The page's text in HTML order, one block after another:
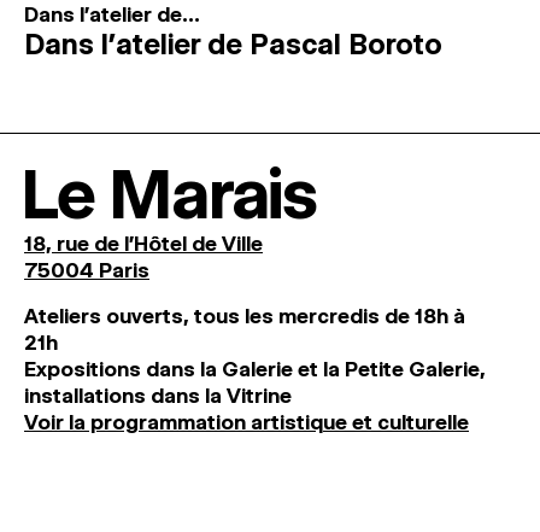
Dans l'atelier de...
Dans l’atelier de Pascal Boroto
Le Marais
18, rue de l'Hôtel de Ville
75004 Paris
Ateliers ouverts, tous les mercredis de 18h à
21h
Expositions dans la Galerie et la Petite Galerie,
installations dans la Vitrine
Voir la programmation artistique et culturelle